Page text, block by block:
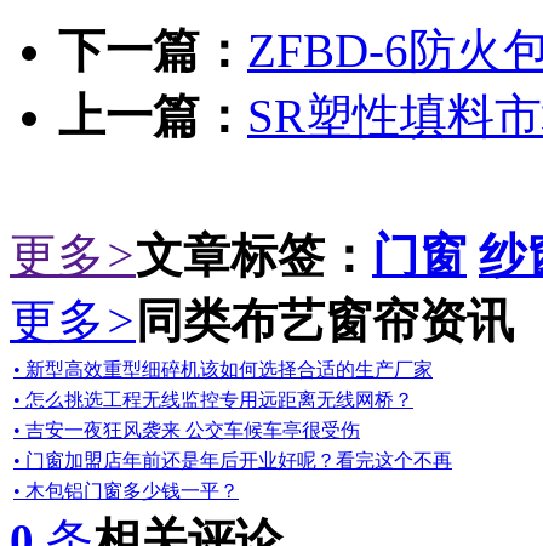
下一篇： ZFBD-6防火
上一篇： SR塑性填料
更多>文章标签： 门窗 纱
更多> 同类布艺窗帘资讯
• 新型高效重型细碎机该如何选择合适的生产厂家
• 怎么挑选工程无线监控专用远距离无线网桥？
• 吉安一夜狂风袭来 公交车候车亭很受伤
• 门窗加盟店年前还是年后开业好呢？看完这个不再
• 木包铝门窗多少钱一平？